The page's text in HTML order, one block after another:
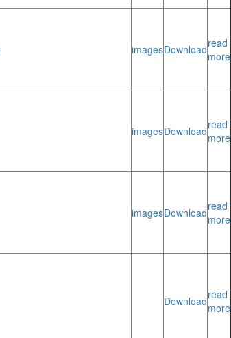
imagesDownloadread
more
imagesDownloadread
more
imagesDownloadread
more
Downloadread
more